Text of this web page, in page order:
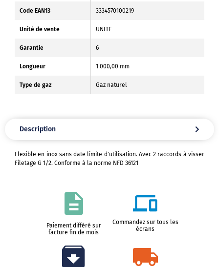
Code EAN13 3334570100219
Unité de vente UNITE
Garantie 6
Longueur 1 000,00 mm
Type de gaz Gaz naturel
Description
Flexible en inox sans date limite d'utilisation. Avec 2 raccords à visser
Filetage G 1/2. Conforme à la norme NFD 36121
Paiement différé sur
facture fin de mois
Commandez sur tous les
écrans